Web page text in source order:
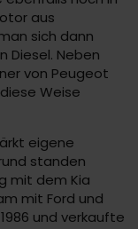
aus
sich dann
Diesel. Neben
von Peugeot
Weise
eigene
standen
mit dem Kia
mit Ford und
und verkaufte